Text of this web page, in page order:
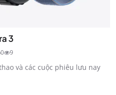
3
0 9
và các cuộc phiêu lưu nay